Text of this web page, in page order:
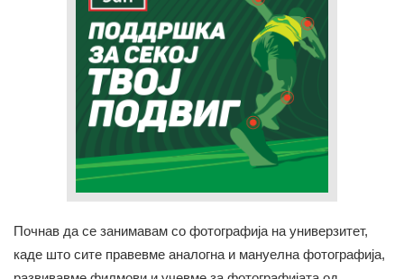
Почнав да се занимавам со фотографија на универзитет,
каде што сите правевме аналогна и мануелна фотографија,